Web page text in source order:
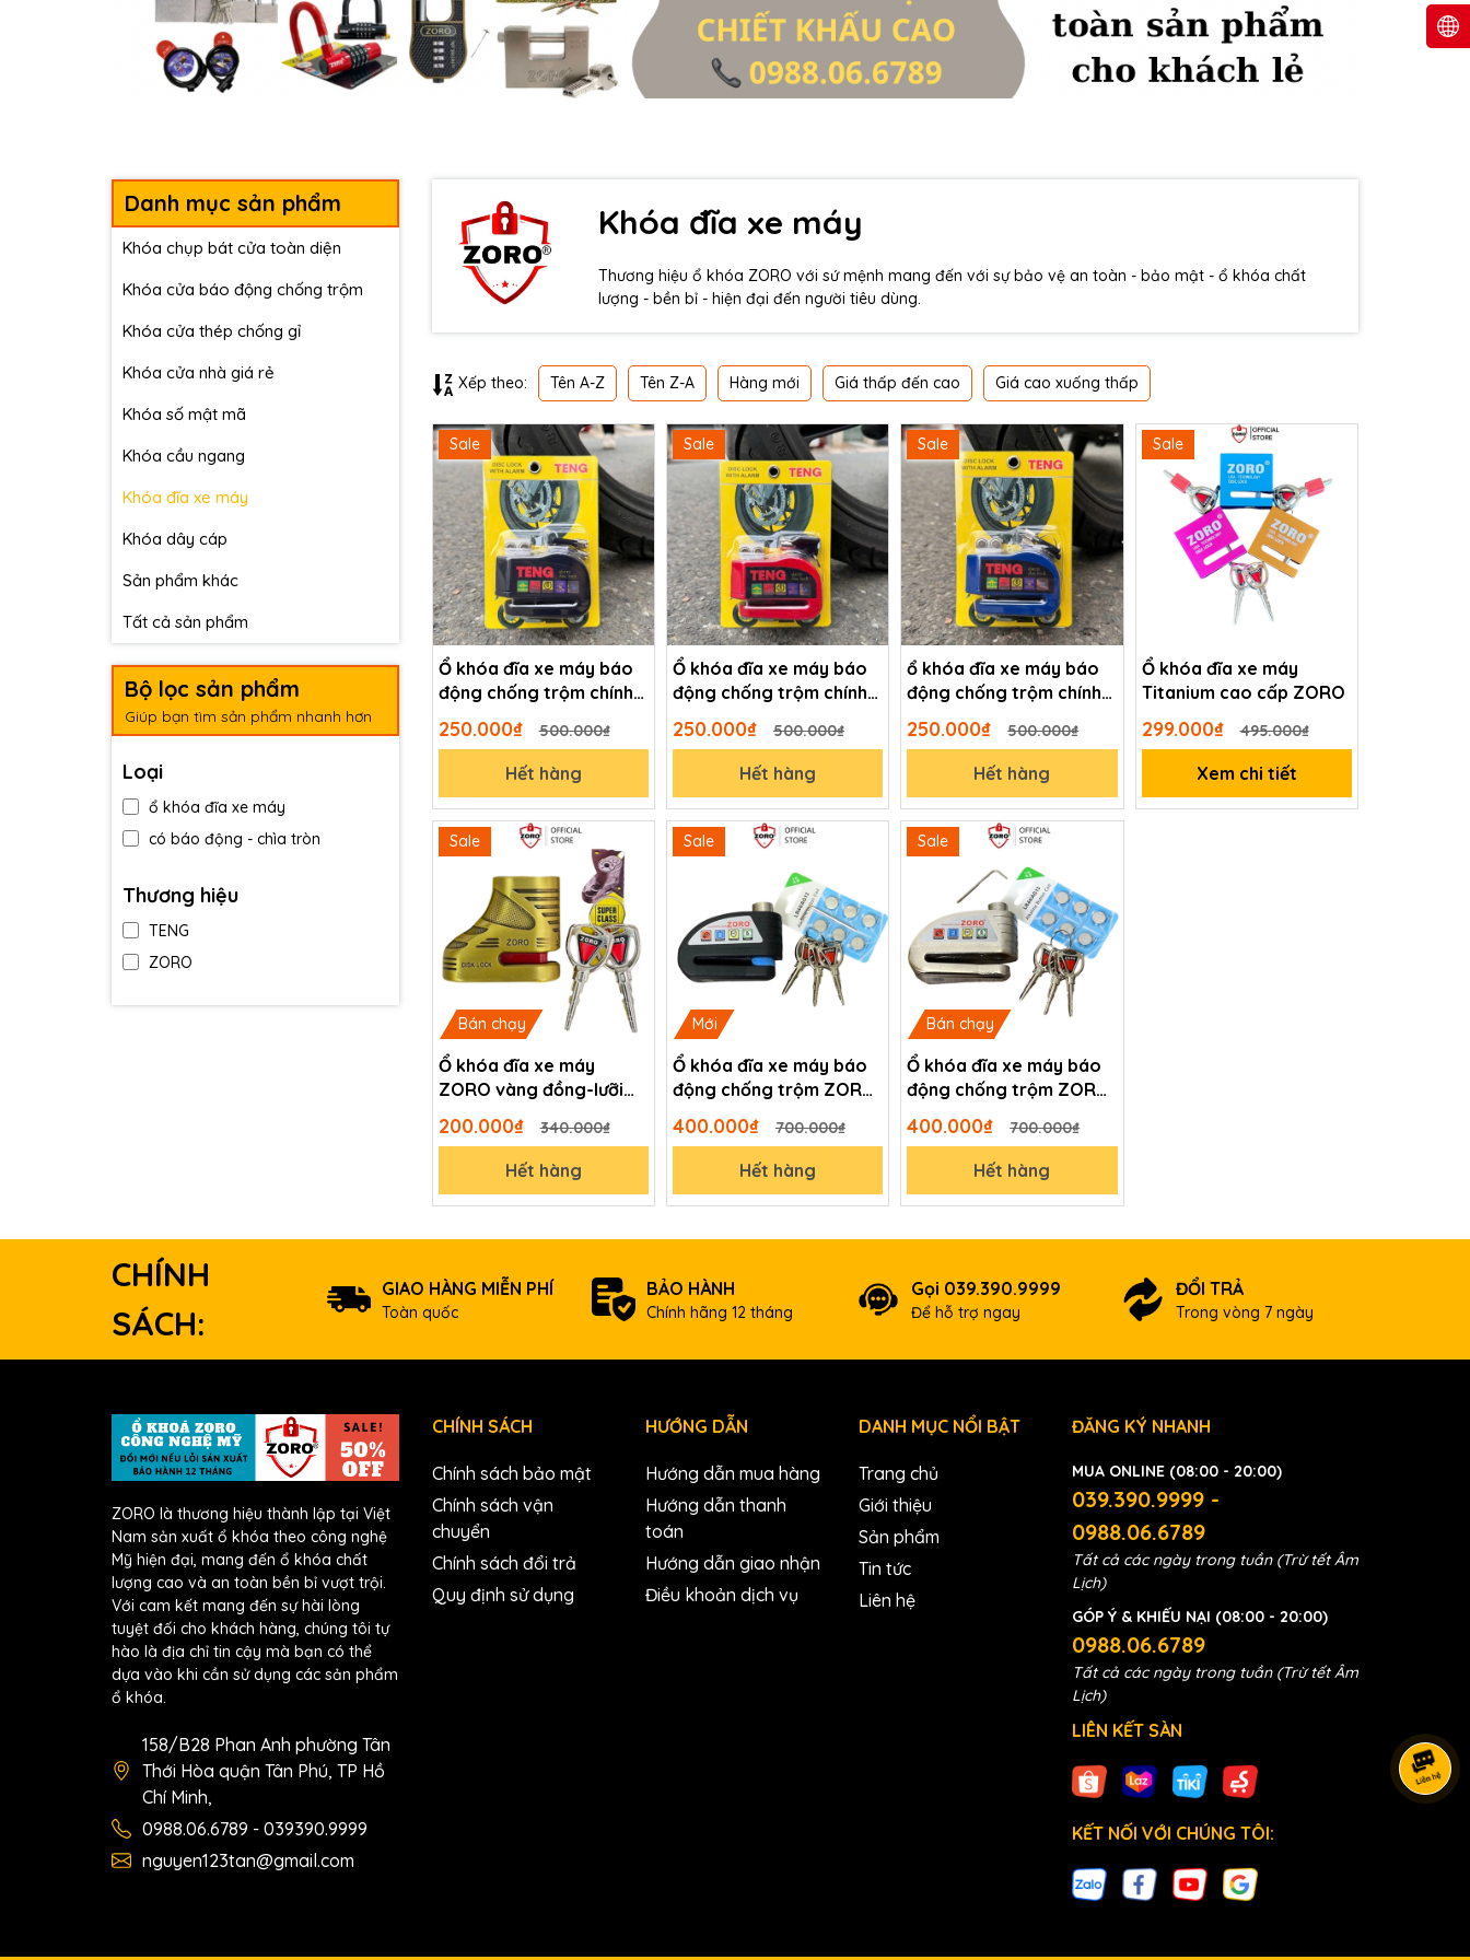
Danh mục sản phẩm
Khóa chụp bát cửa toàn diện
Khóa cửa báo động chống trộm
Khóa cửa thép chống gỉ
Khóa cửa nhà giá rẻ
Khóa số mật mã
Khóa cầu ngang
Khóa đĩa xe máy
Khóa dây cáp
Sản phẩm khác
Tất cả sản phẩm
Bộ lọc sản phẩm
Giúp bạn tìm sản phẩm nhanh hơn
Loại
ổ khóa đĩa xe máy
có báo động - chìa tròn
Thương hiệu
TENG
ZORO
Khóa đĩa xe máy
Thương hiệu ổ khóa ZORO với sứ mệnh mang đến với sự bảo vệ an toàn - bảo mật - ổ khóa chất
lượng - bền bỉ - hiện đại đến người tiêu dùng.
Xếp theo: Tên A-Z Tên Z-A Hàng mới Giá thấp đến cao Giá cao xuống thấp
Sale
Ổ khóa đĩa xe máy báo
động chống trộm chính
hãng TENG màu đen
250.000₫ 500.000₫
Hết hàng
Sale
Ổ khóa đĩa xe máy báo
động chống trộm chính
hãng TENG màu đỏ
250.000₫ 500.000₫
Hết hàng
Sale
ổ khóa đĩa xe máy báo
động chống trộm chính
hãng TENG màu xanh
250.000₫ 500.000₫
Hết hàng
Sale
Ổ khóa đĩa xe máy
Titanium cao cấp ZORO
299.000₫ 495.000₫
Xem chi tiết
Sale
Bán chạy
Ổ khóa đĩa xe máy
ZORO vàng đồng-lưỡi
gà tự động
200.000₫ 340.000₫
Hết hàng
Sale
Mới
Ổ khóa đĩa xe máy báo
động chống trộm ZORO
phiên bản đen nhám cao
cấp
400.000₫ 700.000₫
Hết hàng
Sale
Bán chạy
Ổ khóa đĩa xe máy báo
động chống trộm ZORO
màu trắng chìa tròn
công nghệ Mỹ
400.000₫ 700.000₫
Hết hàng
CHÍNH
SÁCH:
GIAO HÀNG MIỄN PHÍ
Toàn quốc
BẢO HÀNH
Chính hãng 12 tháng
Gọi 039.390.9999
Để hỗ trợ ngay
ĐỔI TRẢ
Trong vòng 7 ngày
ZORO là thương hiệu thành lập tại Việt
Nam sản xuất ổ khóa theo công nghệ
Mỹ hiện đại, mang đến ổ khóa chất
lượng cao và an toàn bền bỉ vượt trội.
Với cam kết mang đến sự hài lòng
tuyệt đối cho khách hàng, chúng tôi tự
hào là địa chỉ tin cậy mà bạn có thể
dựa vào khi cần sử dụng các sản phẩm
ổ khóa.
158/B28 Phan Anh phường Tân
Thới Hòa quận Tân Phú, TP Hồ
Chí Minh,
0988.06.6789 - 039390.9999
nguyen123tan@gmail.com
CHÍNH SÁCH
Chính sách bảo mật
Chính sách vận
chuyển
Chính sách đổi trả
Quy định sử dụng
HƯỚNG DẪN
Hướng dẫn mua hàng
Hướng dẫn thanh
toán
Hướng dẫn giao nhận
Điều khoản dịch vụ
DANH MỤC NỔI BẬT
Trang chủ
Giới thiệu
Sản phẩm
Tin tức
Liên hệ
ĐĂNG KÝ NHANH
MUA ONLINE (08:00 - 20:00)
039.390.9999 -
0988.06.6789
Tất cả các ngày trong tuần (Trừ tết Âm
Lịch)
GÓP Ý & KHIẾU NẠI (08:00 - 20:00)
0988.06.6789
Tất cả các ngày trong tuần (Trừ tết Âm
Lịch)
LIÊN KẾT SÀN
KẾT NỐI VỚI CHÚNG TÔI: